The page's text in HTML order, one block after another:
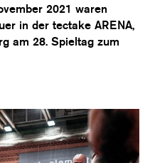
2021 waren
in der tectake ARENA,
am 28. Spieltag zum